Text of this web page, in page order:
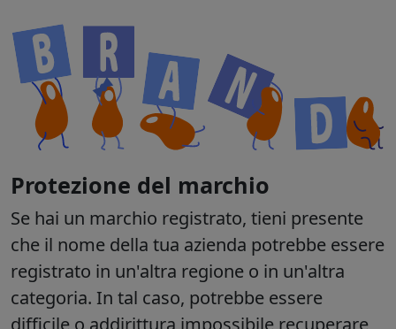
Protezione del marchio
Se hai un marchio registrato, tieni presente
che il nome della tua azienda potrebbe essere
registrato in un'altra regione o in un'altra
categoria. In tal caso, potrebbe essere
difficile o addirittura impossibile recuperare